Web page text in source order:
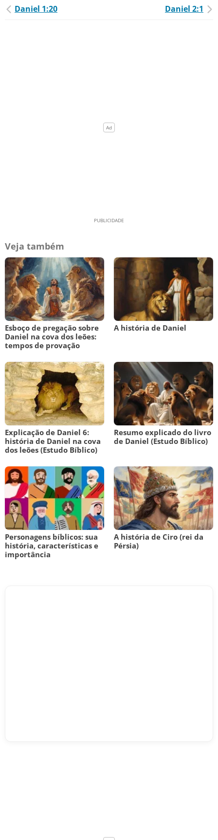
Daniel 1:20 Daniel 2:1
Veja também
Esboço de pregação sobre
Daniel na cova dos leões:
tempos de provação
A história de Daniel
Explicação de Daniel 6:
história de Daniel na cova
dos leões (Estudo Bíblico)
Resumo explicado do livro
de Daniel (Estudo Bíblico)
Personagens bíblicos: sua
história, características e
importância
A história de Ciro (rei da
Pérsia)